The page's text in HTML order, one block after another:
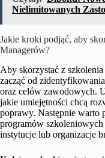
Nielimitowanych
Jakie kroki podjąć, aby
Managerów?
Aby skorzystać z
zacząć od
oraz celów zawodowych.
jakie umiejętności chcą
poprawy. Następnie warto
programów
instytucje lub organizacje